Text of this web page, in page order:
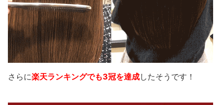
さらに楽天ランキングでも3冠を達成したそうです！